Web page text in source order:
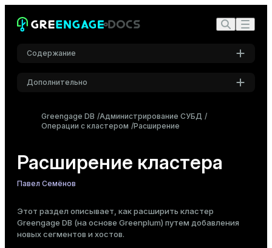
Содержание
Настройка беспарольного SSH для новых хостов
Тестирование производительности
Перераспределение данных таблиц
Мониторинг процесса расширения
Таблица gpexpand.status_detail
Дальнейшие шаги после расширения
Дополнительно
Шрифт
Размер шрифта
Greengage DB Администрирование СУБД
Операции с кластером Расширение
Расширение кластера
Павел Семёнов
Этот раздел описывает, как расширить кластер
Greengage DB (на основе Greenplum) путем добавления
новых сегментов и хостов.